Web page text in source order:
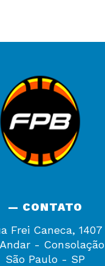
— CONTATO
Frei Caneca, 1407
- Consolação
São Paulo - SP